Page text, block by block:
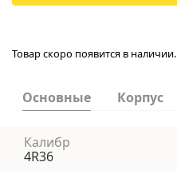
Товар скоро появится в наличии.
Основные Корпус
Калибр
4R36